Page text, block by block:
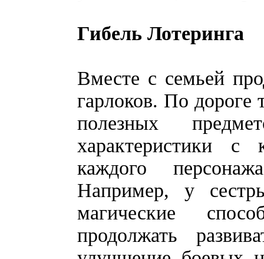
Гибель Лотеринга
Вместе с семьей
гарлоков. По дороге
полезных
характеристики
каждого
Например, у
магические
продолжать